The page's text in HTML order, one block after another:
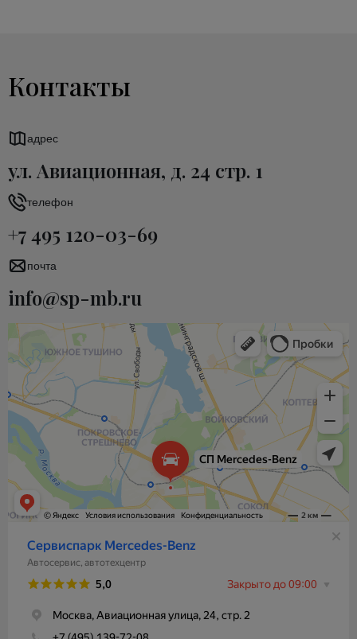
Контакты
адрес
ул. Авиационная, д. 24 стр. 1
телефон
+7 495 120-03-69
почта
info@sp-mb.ru